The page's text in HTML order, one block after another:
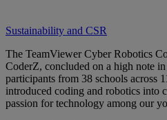
Sustainability and CSR
The TeamViewer Cyber Robotics
CoderZ, concluded on a high note
participants from 38 schools across
introduced coding and robotics into
passion for technology among our